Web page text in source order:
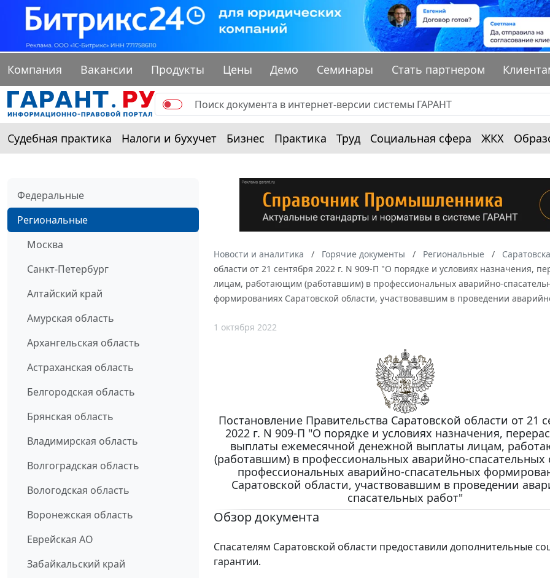
Компания Вакансии Продукты Цены Демо Семинары Стать партнером
Судебная практика Налоги и бухучет Бизнес Практика Труд Социальная сфера ЖКХ
Федеральные
Региональные
Москва
Санкт-Петербург
Алтайский край
Амурская область
Архангельская область
Астраханская область
Белгородская область
Брянская область
Владимирская область
Волгоградская область
Вологодская область
Воронежская область
Еврейская АО
Забайкальский край
Новости и аналитика Горячие документы Региональные
области от 21 сентября 2022 г. N 909-П "О порядке и условиях назначения,
лицам, работающим (работавшим) в профессиональных аварийно-
формированиях Саратовской области, участвовавшим в проведении
1 октября 2022
Постановление Правительства Саратовской области от 21
2022 г. N 909-П "О порядке и условиях назначения,
выплаты ежемесячной денежной выплаты лицам,
(работавшим) в профессиональных аварийно-спасательных
профессиональных аварийно-спасательных
Саратовской области, участвовавшим в проведении
спасательных работ"
Обзор документа
Спасателям Саратовской области предоставили дополнительные
гарантии.